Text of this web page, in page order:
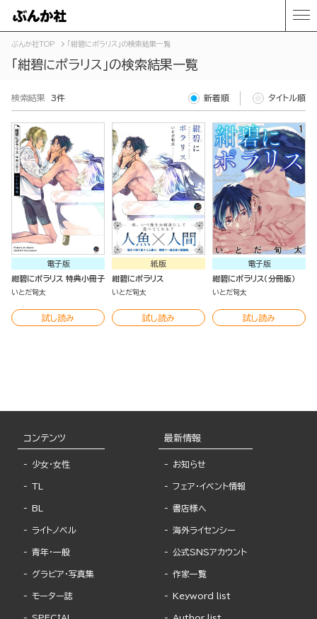
ぶんか社TOP 「紺碧にポラリス」の検索結果一覧
「紺碧にポラリス」の検索結果一覧
検索結果 3件 新着順 タイトル順
電子版
紺碧にポラリス 特典小冊子
いとだ旬太
試し読み
紙版
紺碧にポラリス
いとだ旬太
試し読み
電子版
紺碧にポラリス（分冊版）
いとだ旬太
試し読み
コンテンツ
少女・女性
TL
BL
ライトノベル
青年・一般
グラビア・写真集
モーター誌
最新情報
お知らせ
フェア・イベント情報
書店様へ
海外ライセンシー
公式SNSアカウント
作家一覧
Keyword list